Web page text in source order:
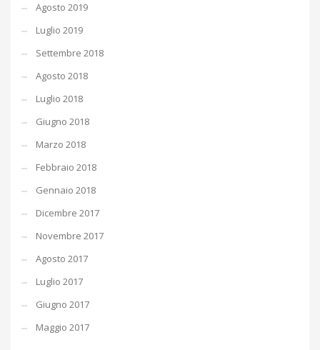
Agosto 2019
Luglio 2019
Settembre 2018
Agosto 2018
Luglio 2018
Giugno 2018
Marzo 2018
Febbraio 2018
Gennaio 2018
Dicembre 2017
Novembre 2017
Agosto 2017
Luglio 2017
Giugno 2017
Maggio 2017